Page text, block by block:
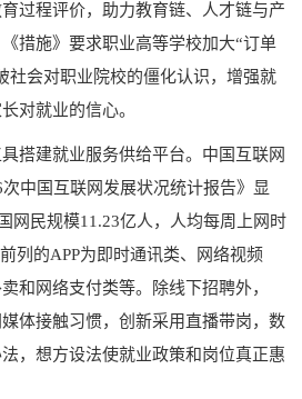
过程评价，助力教育链、人才链与产
措施》要求职业高等学校加大“订单
社会对职业院校的僵化认识，增强就
对就业的信心。
搭建就业服务供给平台。中国互联网
中国互联网发展状况统计报告》显
网民规模11.23亿人，人均每周上网时
列的APP为即时通讯类、网络视频
和网络支付类等。除线下招聘外，
媒体接触习惯，创新采用直播带岗，数
，想方设法使就业政策和岗位真正惠